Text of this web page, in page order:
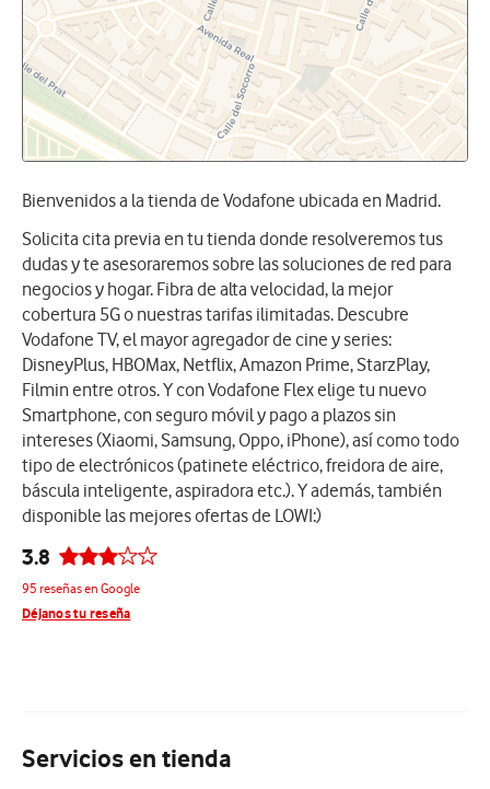
Bienvenidos a la tienda de Vodafone ubicada en Madrid.
Solicita cita previa en tu tienda donde resolveremos tus
dudas y te asesoraremos sobre las soluciones de red para
negocios y hogar. Fibra de alta velocidad, la mejor
cobertura 5G o nuestras tarifas ilimitadas. Descubre
Vodafone TV, el mayor agregador de cine y series:
DisneyPlus, HBOMax, Netflix, Amazon Prime, StarzPlay,
Filmin entre otros. Y con Vodafone Flex elige tu nuevo
Smartphone, con seguro móvil y pago a plazos sin
intereses (Xiaomi, Samsung, Oppo, iPhone), así como todo
tipo de electrónicos (patinete eléctrico, freidora de aire,
báscula inteligente, aspiradora etc.). Y además, también
disponible las mejores ofertas de LOWI:)
3.8
95 reseñas en Google
Déjanos tu reseña
Servicios en tienda